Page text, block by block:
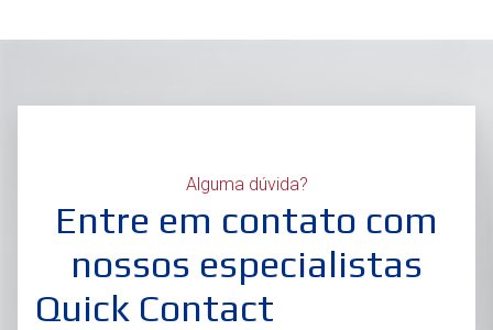
Alguma dúvida?
Entre em contato com
nossos especialistas
Quick Contact